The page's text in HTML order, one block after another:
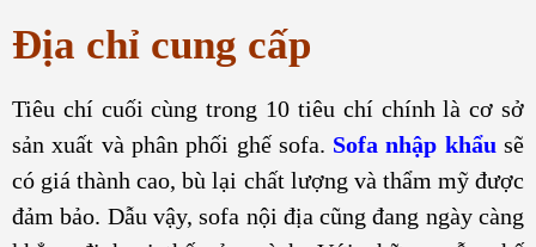
Địa chỉ cung cấp
Tiêu chí cuối cùng trong 10 tiêu chí chính là cơ sở
sản xuất và phân phối ghế sofa. Sofa nhập khẩu sẽ
có giá thành cao, bù lại chất lượng và thẩm mỹ được
đảm bảo. Dẫu vậy, sofa nội địa cũng đang ngày càng